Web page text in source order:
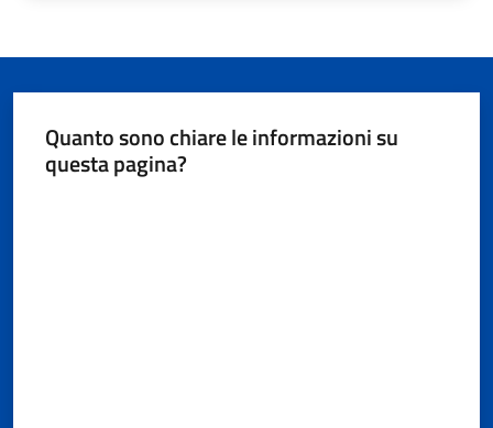
dati
Quanto sono chiare le informazioni su
questa pagina?